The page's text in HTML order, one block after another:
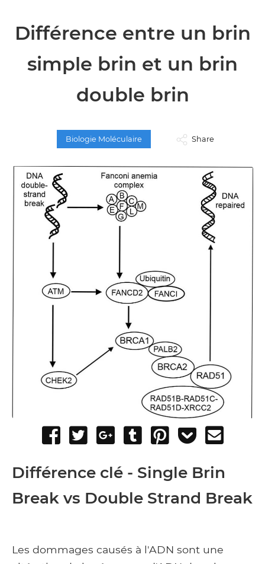
Différence entre un brin
simple brin et un brin
double brin
Biologie Moléculaire Share
Share
Facebook
Tweet
Share
Google+
Post
Tumblr
Pin
Add
Pocket
Différence clé - Single Brin
Break vs Double Strand Break
Les dommages causés à l'ADN sont une